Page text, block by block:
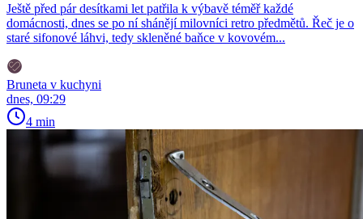
Ještě před pár desítkami let patřila k výbavě téměř každé
domácnosti, dnes se po ní shánějí milovníci retro předmětů. Řeč je o
staré sifonové láhvi, tedy skleněné baňce v kovovém...
Bruneta v kuchyni
dnes, 09:29
4 min